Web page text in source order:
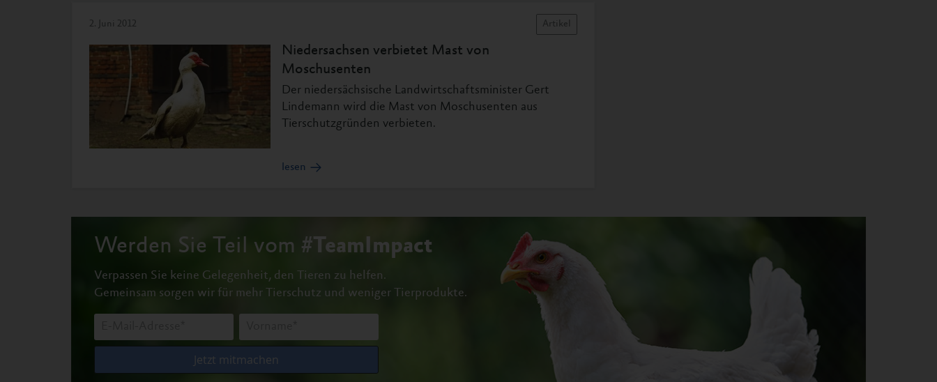
2. Juni 2012 Artikel
Niedersachsen verbietet Mast von
Moschusenten
Der niedersächsische Landwirtschaftsminister Gert
Lindemann wird die Mast von Moschusenten aus
Tierschutzgründen verbieten.
lesen
Werden Sie Teil vom #TeamImpact
Verpassen Sie keine Gelegenheit, den Tieren zu helfen.
Gemeinsam sorgen wir für mehr Tierschutz und weniger Tierprodukte.